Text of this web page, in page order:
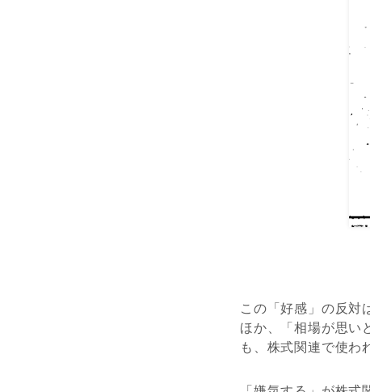
この「好感」の反対
ほか、「相場が思い
も、株式関連で使わ